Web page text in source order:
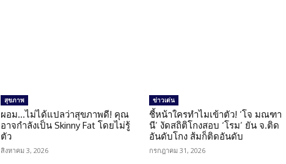
สุขภาพ
ผอม…ไม่ได้แปลว่าสุขภาพดี! คุณ
อาจกำลังเป็น Skinny Fat โดยไม่รู้
ตัว
สิงหาคม 3, 2026
ข่าวเด่น
ชี้หน้าใครทำไมเข้าตัว! ‘โจ มณฑา
นี’ งัดสถิติโกงสอบ ‘โรม’ ยัน จ.ติด
อันดับโกง ส้มก็ติดอันดับ
กรกฎาคม 31, 2026